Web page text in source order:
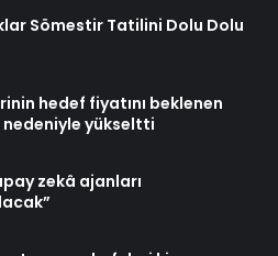
Sömestir Tatilini Dolu Dolu
hedef fiyatını beklenen
nedeniyle yükseltti
zekâ ajanları